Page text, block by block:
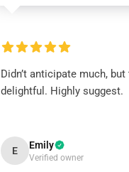
Didn’t anticipate much,
delightful. Highly suggest.
E Emily
Verified owner